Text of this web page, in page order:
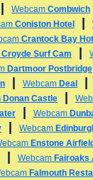
Webcam Combwich
Coniston Hotel
Crantock Bay
Croyde Surf Cam
Dartmoor Postbridge
Webcam Deal
Donan Castle
Webcam
Webcam
Enstone Airfield
Webcam Fairoaks
Falmouth